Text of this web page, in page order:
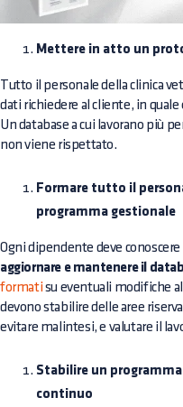
Mettere in atto un
Tutto il personale della clinica
dati richiedere al cliente, in
Un database a cui lavorano più
non viene rispettato.
Formare tutto il
programma gestionale
Ogni dipendente deve
aggiornare e mantenere il
formati su eventuali modifiche
devono stabilire delle aree
evitare malintesi, e valutare il
Stabilire un
continuo